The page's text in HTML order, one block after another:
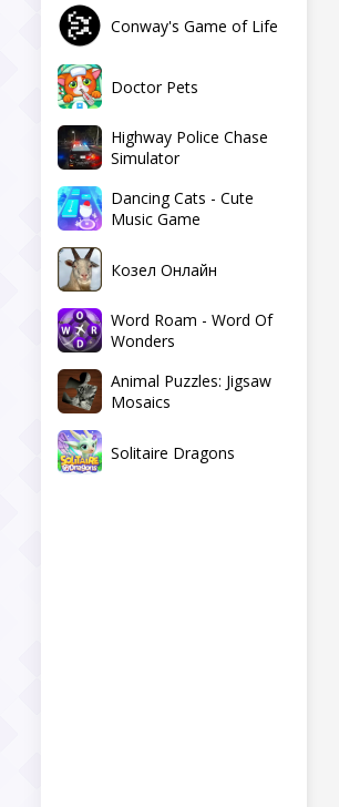
Conway's Game of Life
Doctor Pets
Highway Police Chase
Simulator
Dancing Cats - Cute
Music Game
Козел Онлайн
Word Roam - Word Of
Wonders
Animal Puzzles: Jigsaw
Mosaics
Solitaire Dragons